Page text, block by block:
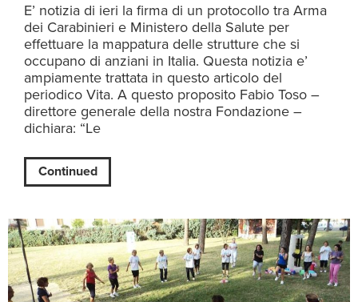
E’ notizia di ieri la firma di un protocollo tra Arma
dei Carabinieri e Ministero della Salute per
effettuare la mappatura delle strutture che si
occupano di anziani in Italia. Questa notizia e’
ampiamente trattata in questo articolo del
periodico Vita. A questo proposito Fabio Toso –
direttore generale della nostra Fondazione –
dichiara: “Le
Continued